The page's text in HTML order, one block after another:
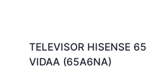
TELEVISOR HISENSE
VIDAA (65A6NA)